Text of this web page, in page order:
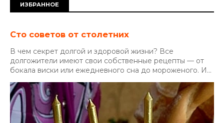
ИЗБРАННОЕ
Сто советов от столетних
В чем секрет долгой и здоровой жизни? Все
долгожители имеют свои собственные рецепты — от
бокала виски или ежедневного сна до мороженого. И...